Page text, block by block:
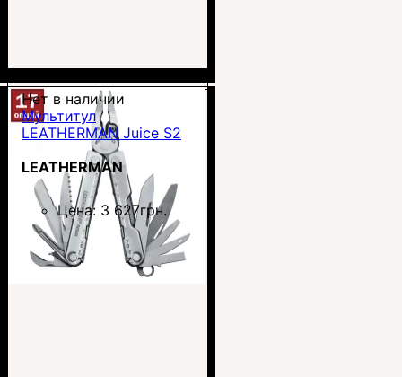
Нет в наличии
Мультитул
LEATHERMAN Juice S2
LEATHERMAN
Цена: 3 627грн.